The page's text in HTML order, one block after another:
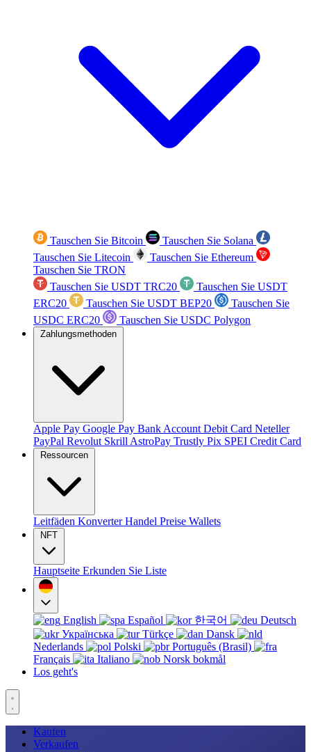
Tauschen Sie Bitcoin
Tauschen Sie Solana
Tauschen Sie Litecoin
Tauschen Sie Ethereum
Tauschen Sie TRON
Tauschen Sie USDT TRC20
Tauschen Sie USDT
ERC20
Tauschen Sie USDT BEP20
Tauschen Sie
USDC ERC20
Tauschen Sie USDC Polygon
Zahlungsmethoden
Apple Pay Google Pay Bank Account Debit Card Neteller
PayPal Revolut Skrill AstroPay Trustly Pix SPEI Credit Card
Ressourcen
Leitfäden KonverterHandel Preise Wallets
NFT
Hauptseite Erkunden Sie Liste
English Español 한국어
Deutsch
Українська
Türkçe
Dansk
Nederlands
Polski
Português (Brasil)
Français
Italiano
Norsk bokmål
Los geht's
Kaufen
Verkaufen